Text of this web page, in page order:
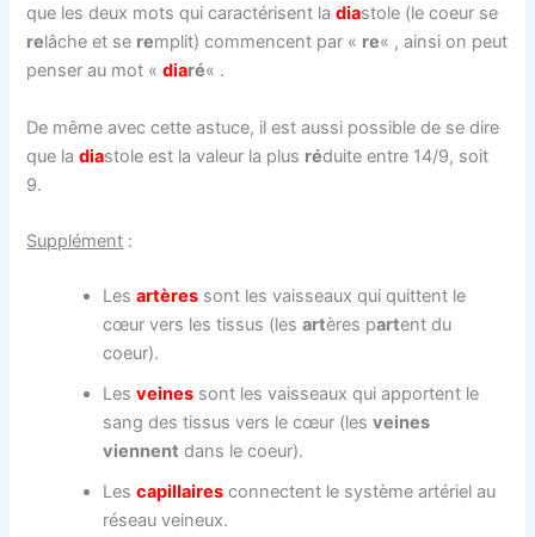
que les deux mots qui caractérisent ladiastole (le coeur se
relâche et se remplit) commencent par « re« , ainsi on peut
penser au mot «diaré« .
De même avec cette astuce, il est aussi possible de se dire
que ladiastole est la valeur la plus réduite entre 14/9, soit
9.
Supplément :
Lesartères sont les vaisseaux qui quittent le
cœur vers les tissus (lesartères partent du
coeur).
Lesveines sont les vaisseaux qui apportent le
sang des tissus vers le cœur (lesveines
viennent dans le coeur).
Lescapillaires connectent le système artériel au
réseau veineux.